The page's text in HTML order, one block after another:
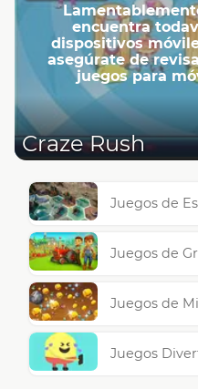
encuentra
dispositivos
asegúrate de
juegos para
Craze Rush
Juegos de
Juegos de
Juegos de
Juegos